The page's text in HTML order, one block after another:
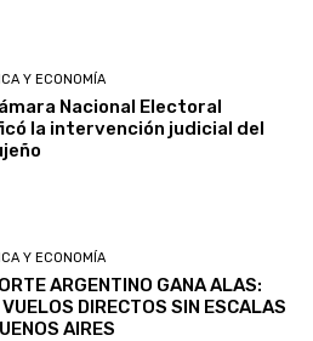
Y ECONOMÍA
Nacional Electoral
la intervención judicial del
Y ECONOMÍA
ARGENTINO GANA ALAS:
DIRECTOS SIN ESCALAS
AIRES